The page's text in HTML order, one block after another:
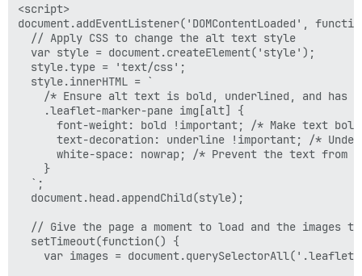
<script>
document.addEventListener('DOMContentLoaded',
  // Apply CSS to change the alt text style
  var style = document.createElement('style');
  style.type = 'text/css';
  style.innerHTML = `
/* Ensure alt text is bold, underlined, and has
    .leaflet-marker-pane img[alt] {
font-weight: bold !important; /* Make text
text-decoration: underline !important; /*
white-space: nowrap; /* Prevent the text from
    }
  `;
  document.head.appendChild(style);
// Give the page a moment to load and the images
  setTimeout(function() {
var images =